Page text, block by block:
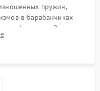
пружин,
в барабанчиках
Замена
или восстановление